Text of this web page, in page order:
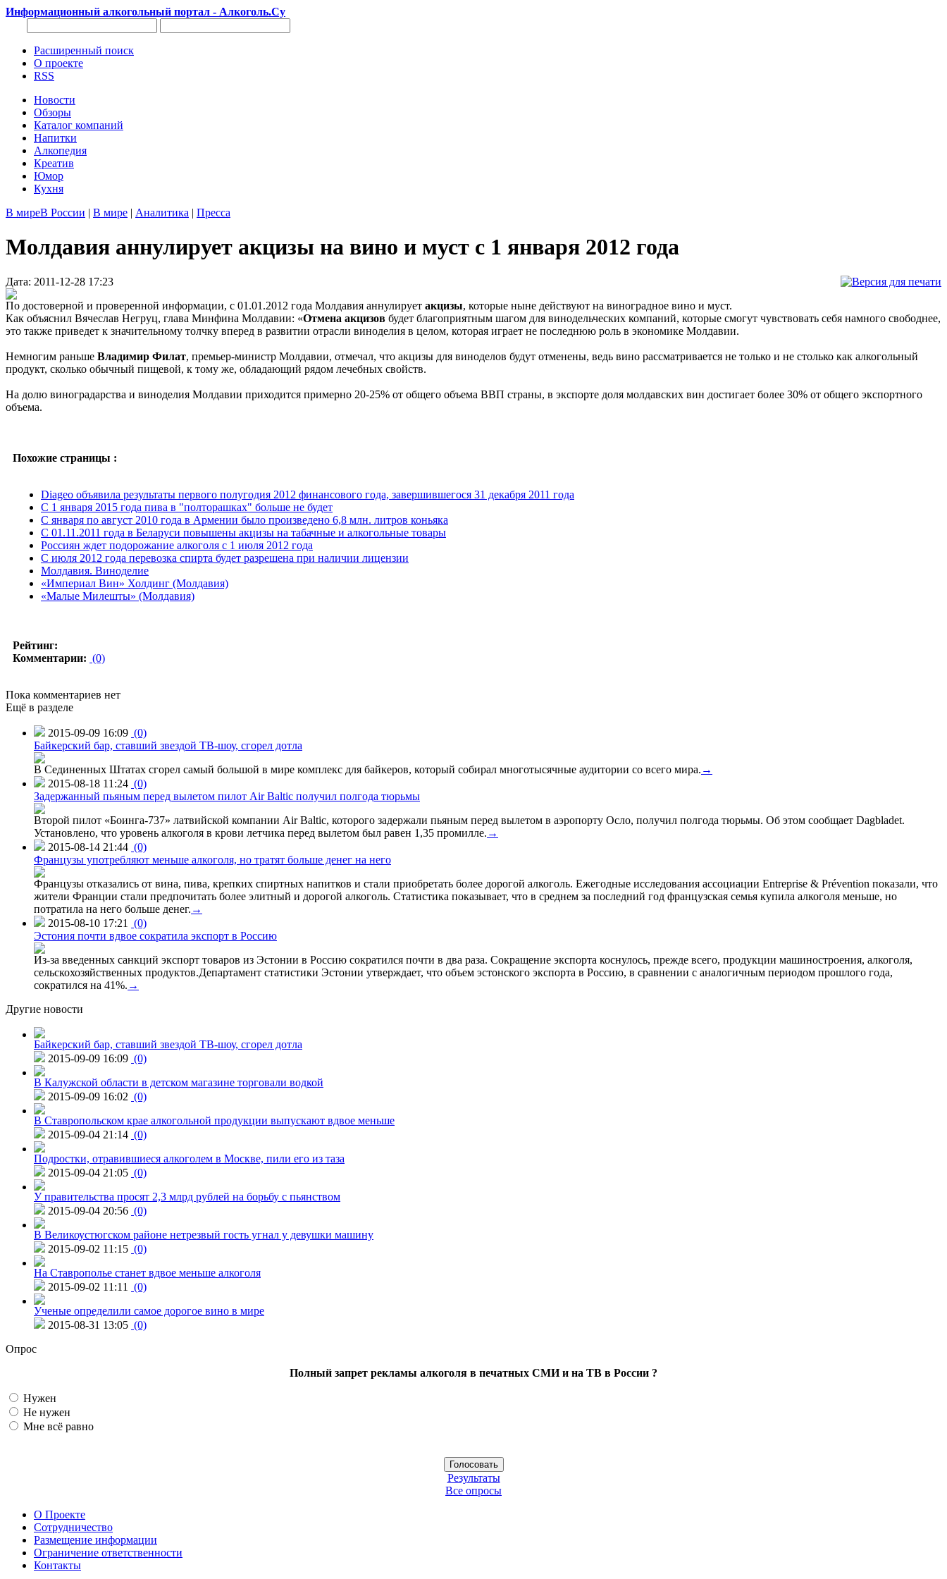
Информационный алкогольный портал - Алкоголь.Су
Расширенный поиск
О проекте
RSS
Новости
Обзоры
Каталог компаний
Напитки
Алкопедия
Креатив
Юмор
Кухня
В миреВ России | В мире | Аналитика | Пресса
Молдавия аннулирует акцизы на вино и муст с 1 января 2012 года
Дата: 2011-12-28 17:23
По достоверной и проверенной информации, с 01.01.2012 года Молдавия аннулирует акцизы, которые ныне действуют на виноградное вино и муст.
Как объяснил Вячеслав Негруц, глава Минфина Молдавии: «Отмена акцизов будет благоприятным шагом для винодельческих компаний, которые смогут чувствовать себя намного свободнее,
это также приведет к значительному толчку вперед в развитии отрасли виноделия в целом, которая играет не последнюю роль в экономике Молдавии.
Немногим раньше Владимир Филат, премьер-министр Молдавии, отмечал, что акцизы для виноделов будут отменены, ведь вино рассматривается не только и не столько как алкогольный
продукт, сколько обычный пищевой, к тому же, обладающий рядом лечебных свойств.
На долю виноградарства и виноделия Молдавии приходится примерно 20-25% от общего объема ВВП страны, в экспорте доля молдавских вин достигает более 30% от общего экспортного
объема.
Похожие страницы :
Diageo объявила результаты первого полугодия 2012 финансового года, завершившегося 31 декабря 2011 года
С 1 января 2015 года пива в "полторашках" больше не будет
С января по август 2010 года в Армении было произведено 6,8 млн. литров коньяка
С 01.11.2011 года в Беларуси повышены акцизы на табачные и алкогольные товары
Россиян ждет подорожание алкоголя с 1 июля 2012 года
С июля 2012 года перевозка спирта будет разрешена при наличии лицензии
Молдавия. Виноделие
«Империал Вин» Холдинг (Молдавия)
«Малые Милешты» (Молдавия)
Рейтинг:
Комментарии: (0)
Пока комментариев нет
Ещё в разделе
2015-09-09 16:09 (0)
Байкерский бар, ставший звездой ТВ-шоу, сгорел дотла
В Сединенных Штатах сгорел самый большой в мире комплекс для байкеров, который собирал многотысячные аудитории со всего мира. →
2015-08-18 11:24 (0)
Задержанный пьяным перед вылетом пилот Air Baltic получил полгода тюрьмы
Второй пилот «Боинга-737» латвийской компании Air Baltic, которого задержали пьяным перед вылетом в аэропорту Осло, получил полгода тюрьмы. Об этом сообщает Dagbladet.
Установлено, что уровень алкоголя в крови летчика перед вылетом был равен 1,35 промилле. →
2015-08-14 21:44 (0)
Французы употребляют меньше алкоголя, но тратят больше денег на него
Французы отказались от вина, пива, крепких спиртных напитков и стали приобретать более дорогой алкоголь. Ежегодные исследования ассоциации Entreprise & Prévention показали, что
жители Франции стали предпочитать более элитный и дорогой алкоголь. Статистика показывает, что в среднем за последний год французская семья купила алкоголя меньше, но
потратила на него больше денег. →
2015-08-10 17:21
(0)
Эстония почти вдвое сократила экспорт в Россию
Из-за введенных санкций экспорт товаров из Эстонии в Россию сократился почти в два раза. Сокращение экспорта коснулось, прежде всего, продукции машиностроения, алкоголя,
сельскохозяйственных продуктов.Департамент статистики Эстонии утверждает, что объем эстонского экспорта в Россию, в сравнении с аналогичным периодом прошлого года,
сократился на 41%. →
Другие новости
Байкерский бар, ставший звездой ТВ-шоу, сгорел дотла
2015-09-09 16:09 (0)
В Калужской области в детском магазине торговали водкой
2015-09-09 16:02 (0)
В Ставропольском крае алкогольной продукции выпускают вдвое меньше
2015-09-04 21:14 (0)
Подростки, отравившиеся алкоголем в Москве, пили его из таза
2015-09-04 21:05 (0)
У правительства просят 2,3 млрд рублей на борьбу с пьянством
2015-09-04 20:56 (0)
В Великоустюгском районе нетрезвый гость угнал у девушки машину
2015-09-02 11:15 (0)
На Ставрополье станет вдвое меньше алкоголя
2015-09-02 11:11
(0)
Ученые определили самое дорогое вино в мире
2015-08-31 13:05 (0)
Опрос
Полный запрет рекламы алкоголя в печатных СМИ и на ТВ в России ?
Нужен
Не нужен
Мне всё равно
Результаты
Все опросы
О Проекте
Сотрудничество
Размещение информации
Ограничение ответственности
Контакты